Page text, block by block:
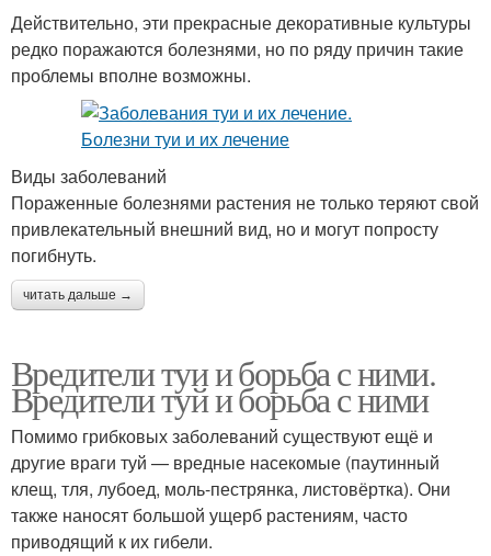
Действительно, эти прекрасные декоративные культуры
редко поражаются болезнями, но по ряду причин такие
проблемы вполне возможны.
Виды заболеваний
Пораженные болезнями растения не только теряют свой
привлекательный внешний вид, но и могут попросту
погибнуть.
читать дальше →
Вредители туи и борьба с ними.
Вредители туй и борьба с ними
Помимо грибковых заболеваний существуют ещё и
другие враги туй — вредные насекомые (паутинный
клещ, тля, лубоед, моль-пестрянка, листовёртка). Они
также наносят большой ущерб растениям, часто
приводящий к их гибели.